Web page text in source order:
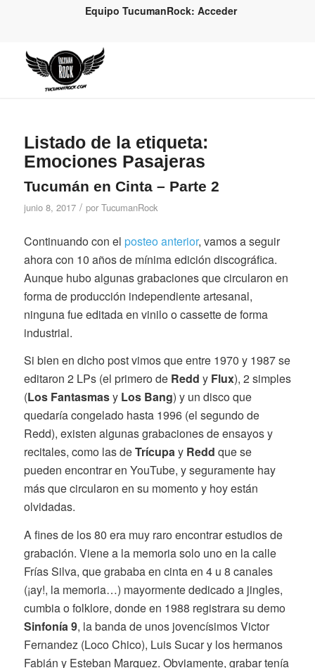
Equipo TucumanRock: Acceder
Listado de la etiqueta:
Emociones Pasajeras
Tucumán en Cinta – Parte 2
junio 8, 2017 / por TucumanRock
Continuando con el posteo anterior, vamos a seguir
ahora con 10 años de mínima edición discográfica.
Aunque hubo algunas grabaciones que circularon en
forma de producción independiente artesanal,
ninguna fue editada en vinilo o cassette de forma
industrial.
Si bien en dicho post vimos que entre 1970 y 1987 se
editaron 2 LPs (el primero de Redd y Flux), 2 simples
(Los Fantasmasy Los Bang) y un disco que
quedaría congelado hasta 1996 (el segundo de
Redd), existen algunas grabaciones de ensayos y
recitales, como las deTrícupay Redd que se
pueden encontrar en YouTube, y seguramente hay
más que circularon en su momento y hoy están
olvidadas.
A fines de los 80 era muy raro encontrar estudios de
grabación. Viene a la memoria solo uno en la calle
Frías Silva, que grababa en cinta en 4 u 8 canales
(¡ay!, la memoria…) mayormente dedicado a jingles,
cumbia o folklore, donde en 1988 registrara su demo
Sinfonía 9, la banda de unos jovencísimos Victor
Fernandez (Loco Chico), Luis Sucar y los hermanos
Fabián y Esteban Marquez. Obviamente, grabar tenía